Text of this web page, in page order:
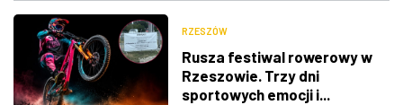
RZESZÓW
Rusza festiwal rowerowy w
Rzeszowie. Trzy dni
sportowych emocji i...